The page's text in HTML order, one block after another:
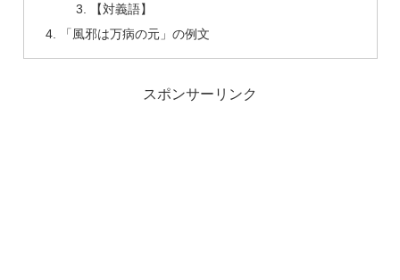
【対義語】
「風邪は万病の元」の例文
スポンサーリンク